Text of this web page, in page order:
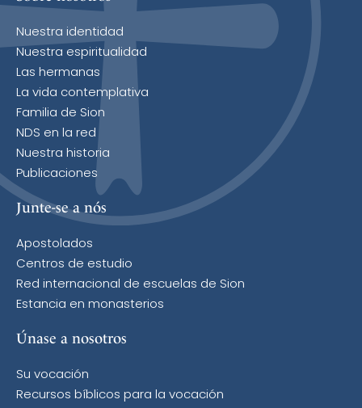
Nuestra identidad
Nuestra espiritualidad
Las hermanas
La vida contemplativa
Familia de Sion
NDS en la red
Nuestra historia
Publicaciones
Junte-se a nós
Apostolados
Centros de estudio
Red internacional de escuelas de Sion
Estancia en monasterios
Únase a nosotros
Su vocación
Recursos bíblicos para la vocación